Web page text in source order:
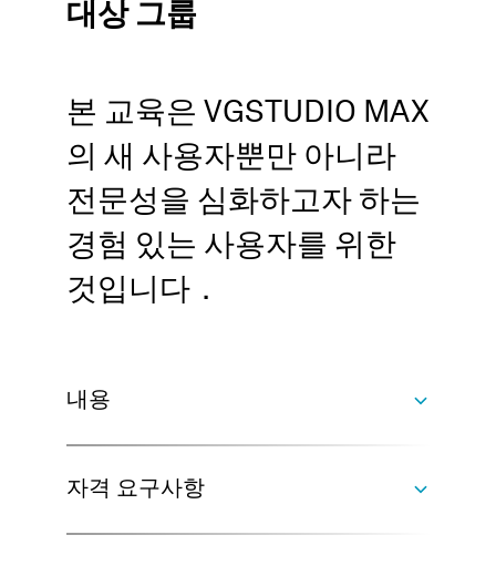
대상 그룹
본 교육은 VGSTUDIO MAX
의 새 사용자뿐만 아니라
전문성을 심화하고자 하는
경험 있는 사용자를 위한
것입니다．
내용
자격 요구사항